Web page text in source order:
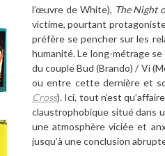
l’œuvre de White), The Night
victime, pourtant
préfère se pencher sur les
humanité. Le long-métrage
du couple Bud (Brando) / Vi
ou entre cette dernière et
Cross). Ici, tout n’est qu’
claustrophobique situé dans
une atmosphère viciée et
jusqu’à une conclusion